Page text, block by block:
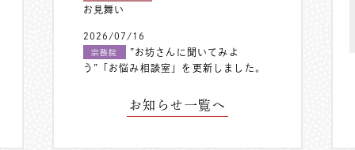
お見舞い
2026/07/16
宗務院
”お坊さんに聞いてみよ
う”「お悩み相談室」を更新しました。
お知らせ一覧へ